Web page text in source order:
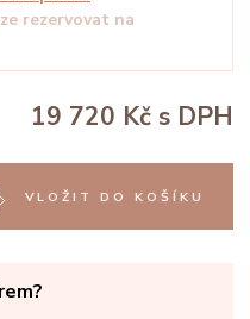
rezervovat na
19 720 Kč s DPH
VLOŽIT DO KOŠÍKU